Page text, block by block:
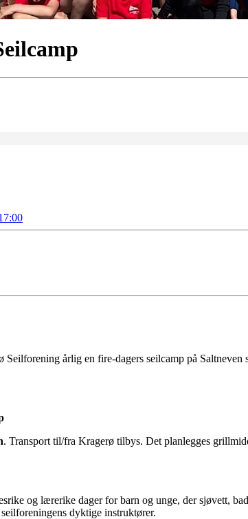
Seilforening årlig en fire-dagers seilcamp på
. Transport til/fra Kragerø tilbys. Det planlegges
og lærerike dager for barn og unge, der sjøvett,
dyktige instruktører.